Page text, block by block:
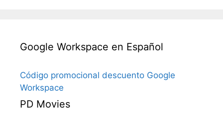
Google Workspace en Español
Código promocional descuento Google
Workspace
PD Movies